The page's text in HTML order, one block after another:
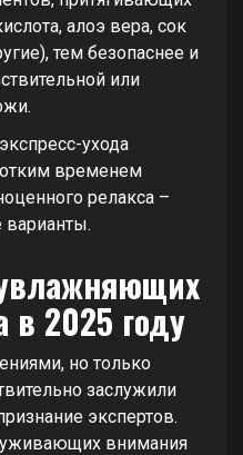
алоэ вера, сок
тем безопаснее и
или
ухода
временем
релакса –
в 2025 году
но только
заслужили
экспертов.
внимания